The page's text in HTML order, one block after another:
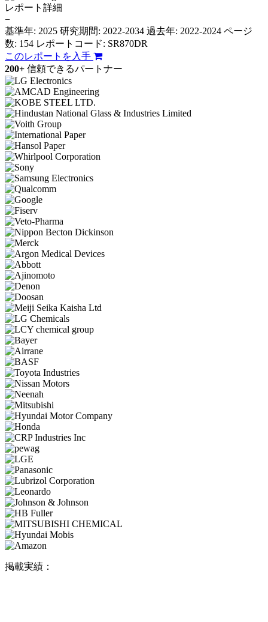
レポート詳細
−
基準年: 2025 研究期間: 2022-2034 過去年: 2022-2024 ページ
数: 154 レポートコード: SR870DR
このレポートを入手
200+ 信頼できるパートナー
掲載実績：